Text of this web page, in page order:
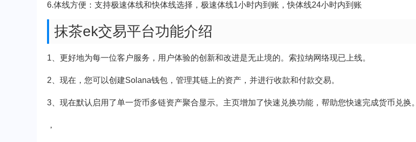
6.体线方便：支持极速体线和快体线选择，极速体线1小时内到账，快体线24小时内到账
抹茶ek交易平台功能介绍
1、更好地为每一位客户服务，用户体验的创新和改进是无止境的。索拉纳网络现已上线。
2、现在，您可以创建Solana钱包，管理其链上的资产，并进行收款和付款交易。
3、现在默认启用了单一货币多链资产聚合显示。主页增加了快速兑换功能，帮助您快速完成货币兑换。
，